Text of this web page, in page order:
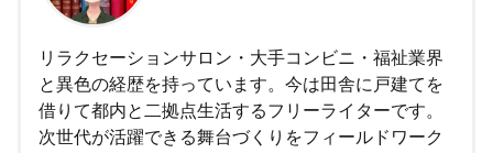
リラクセーションサロン・大手コンビニ・福祉業界
と異色の経歴を持っています。今は田舎に戸建てを
借りて都内と二拠点生活するフリーライターです。
次世代が活躍できる舞台づくりをフィールドワーク